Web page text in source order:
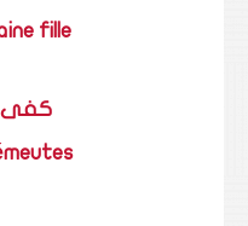
fille
كفى